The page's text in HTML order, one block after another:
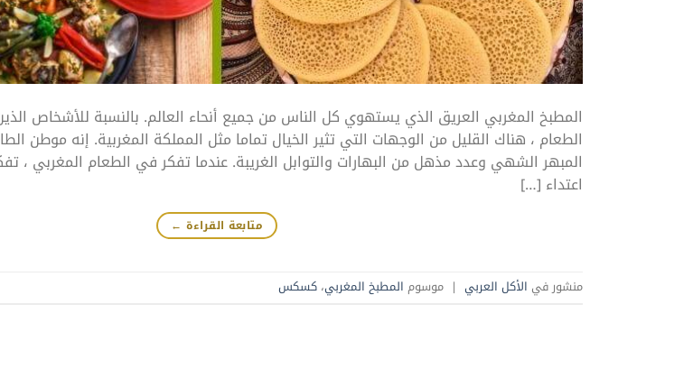
المطبخ المغربي العريق الذي يستهوي كل الناس من جميع أنحاء العالم. بالنسبة للأشخاص
الطعام ، هناك القليل من الوجهات التي تثير الخيال تماما مثل المملكة المغربية. إنه موطن
المبهر الشهي وعدد مذهل من البهارات والتوابل الغريبة. عندما تفكر في الطعام المغربي ،
اعتداء […]
متابعة القراءة ←
منشور في الأكل العربي | موسوم المطبخ المغربي، كسكس